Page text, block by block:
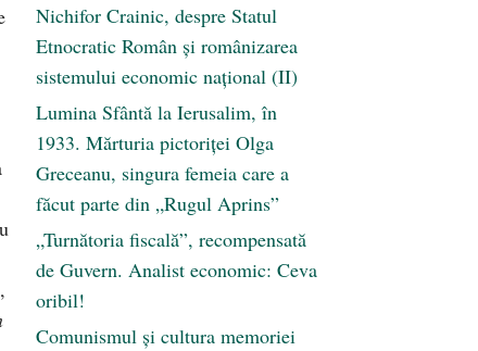
Nichifor Crainic, despre Statul
Etnocratic Român şi românizarea
sistemului economic naţional (II)
Lumina Sfântă la Ierusalim, în
1933. Mărturia pictoriței Olga
Greceanu, singura femeia care a
făcut parte din „Rugul Aprins”
„Turnătoria fiscală”, recompensată
de Guvern. Analist economic: Ceva
oribil!
Comunismul şi cultura memoriei